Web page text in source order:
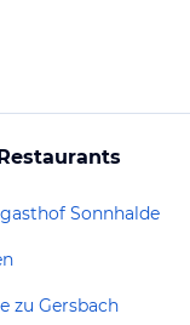
Sonnhalde
zu Gersbach